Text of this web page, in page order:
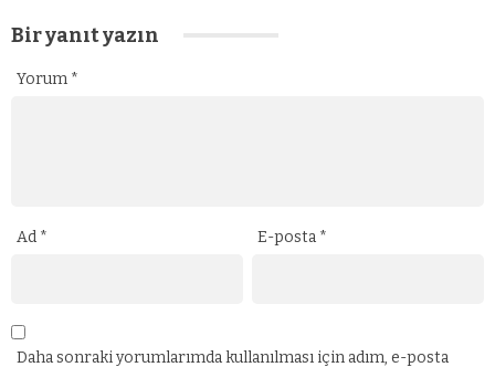
Bir yanıt yazın
Yorum *
Ad * E-posta *
Daha sonraki yorumlarımda kullanılması için adım, e-posta